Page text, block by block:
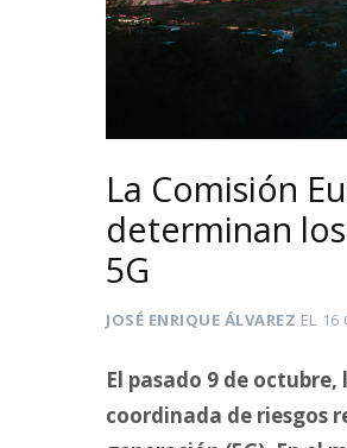
La Comisión
determinan
5G
JOSÉ ENRIQUE ÁLVAREZ EL 16
El pasado 9 de
coordinada de riesgos